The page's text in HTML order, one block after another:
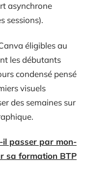
asynchrone
sessions).
éligibles au
les débutants
condensé pensé
visuels
des semaines sur
il passer par mon-
sa formation BTP